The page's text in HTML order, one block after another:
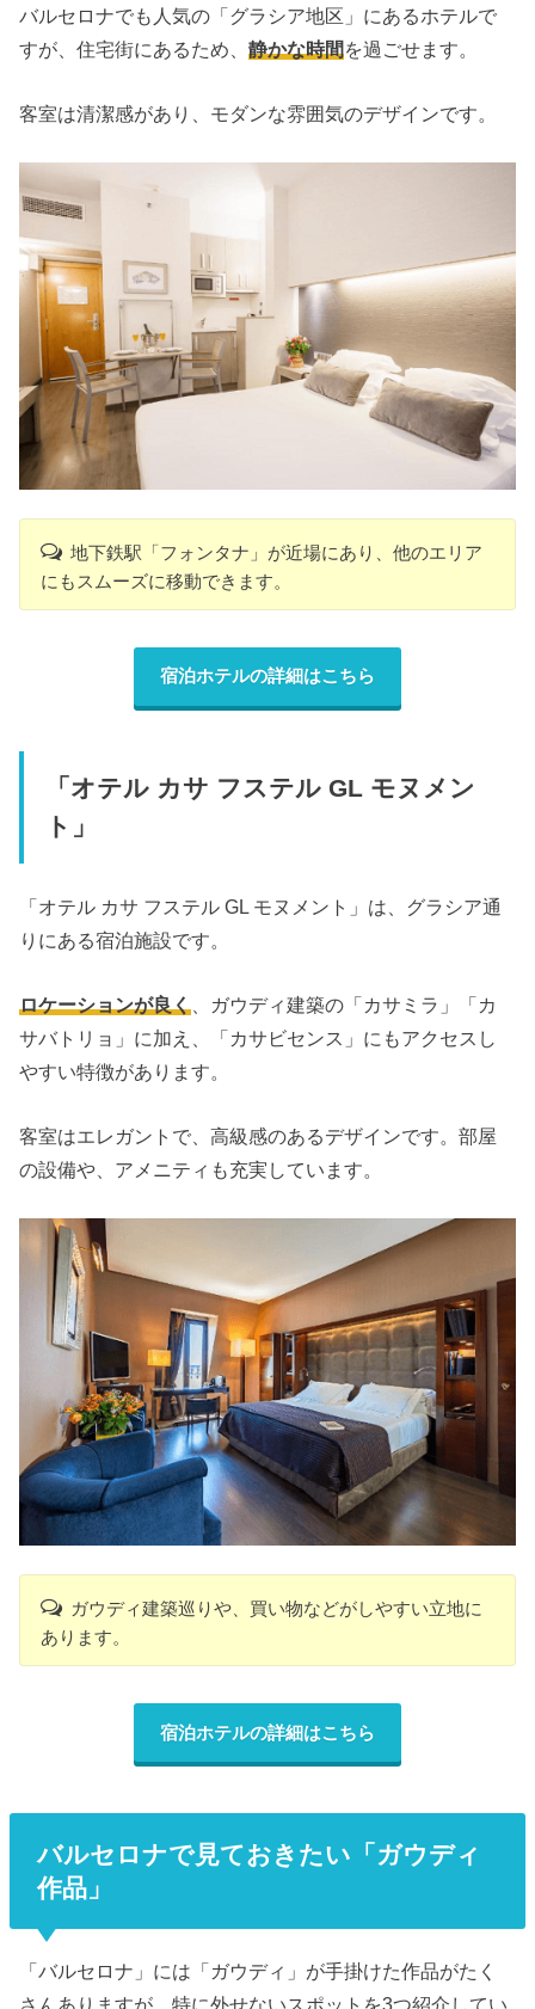
バルセロナでも人気の「グラシア地区」にあるホテルで
すが、住宅街にあるため、静かな時間を過ごせます。
客室は清潔感があり、モダンな雰囲気のデザインです。
地下鉄駅「フォンタナ」が近場にあり、他のエリア
にもスムーズに移動できます。
宿泊ホテルの詳細はこちら
「オテル カサ フステル GL モヌメン
ト」
「オテル カサ フステル GL モヌメント」は、グラシア通
りにある宿泊施設です。
ロケーションが良く 、ガウディ建築の「カサミラ」「カ
サバトリョ」に加え、「カサビセンス」にもアクセスし
やすい特徴があります。
客室はエレガントで、高級感のあるデザインです。部屋
の設備や、アメニティも充実しています。
ガウディ建築巡りや、買い物などがしやすい立地に
あります。
宿泊ホテルの詳細はこちら
バルセロナで見ておきたい「ガウディ
作品」
「バルセロナ」には「ガウディ」が手掛けた作品がたく
さんありますが、特に外せないスポットを3つ紹介してい